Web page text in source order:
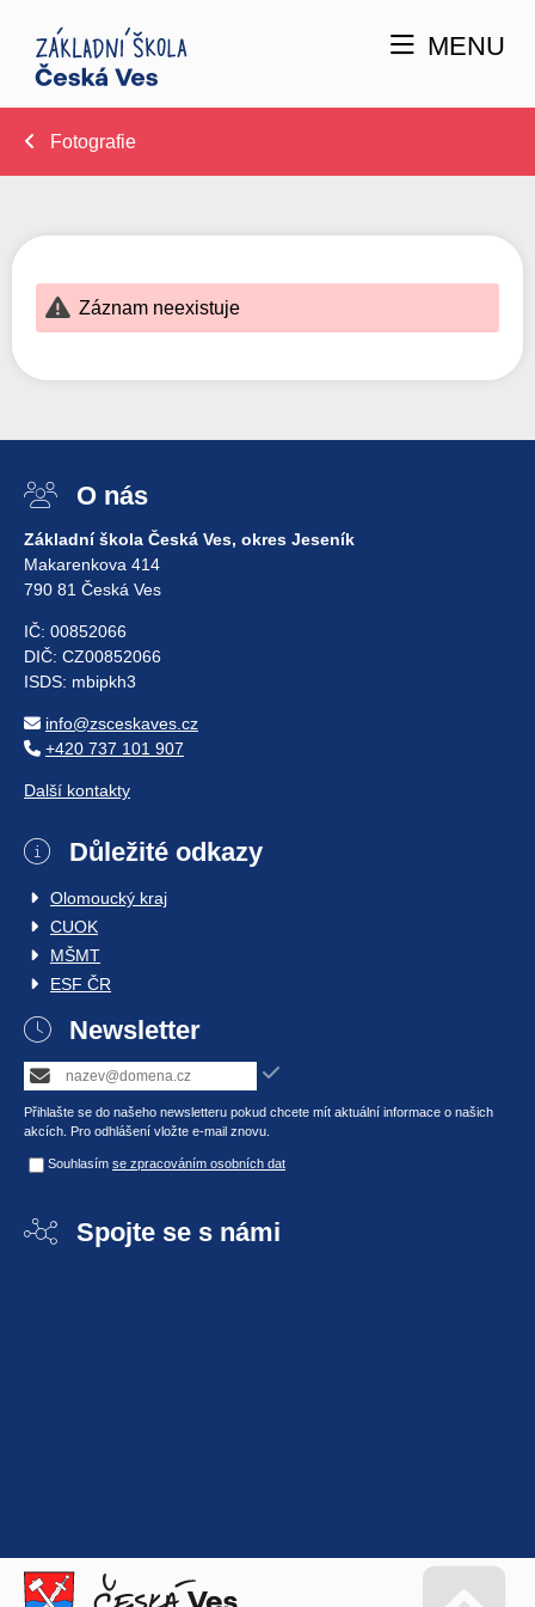
MENU
Fotografie
Záznam neexistuje
O nás
Základní škola Česká Ves, okres Jeseník
Makarenkova 414
790 81 Česká Ves
IČ: 00852066
DIČ: CZ00852066
ISDS: mbipkh3
info@zsceskaves.cz
+420 737 101 907
Další kontakty
Důležité odkazy
Olomoucký kraj
CUOK
MŠMT
ESF ČR
Newsletter
Přihlašte se do našeho newsletteru pokud chcete mít aktuální informace o našich
akcích. Pro odhlášení vložte e-mail znovu.
Souhlasím se zpracováním osobních dat
Spojte se s námi